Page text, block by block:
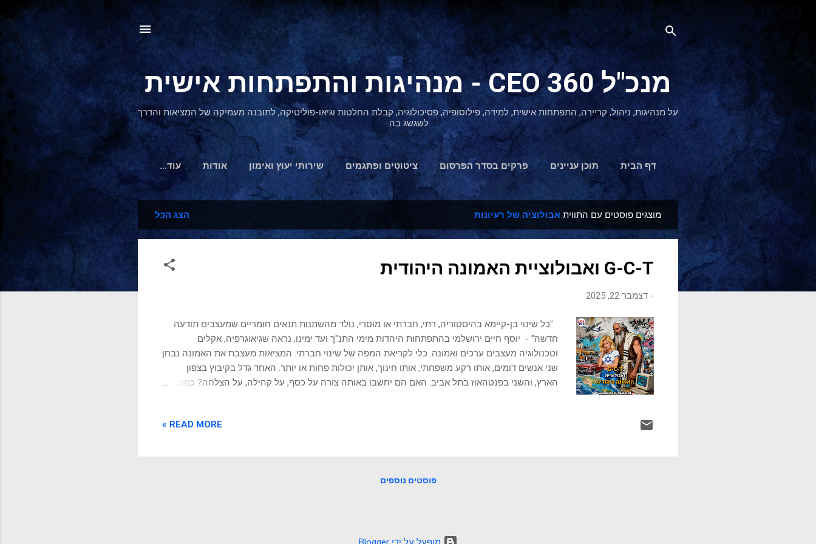
דילוג לתוכן הראשי
מנכ"ל 360 CEO - מנהיגות והתפתחות אישית
על מנהיגות, ניהול, קריירה, התפתחות אישית, למידה, פילוסופיה, פסיכולוגיה, קבלת החלטות וגיאו-פוליטיקה, לתובנה מעמיקה של המציאות והדרך
לשגשג בה.
דף הבית תוכן עניינים פרקים בסדר הפרסום ציטוטים ופתגמים שירותי יעוץ ואימון אודות ‏עוד…
הצהרת נגישות
ש
מוצגים פוסטים עם התווית אבולוציה של רעיונות הצג הכל
G-C-T ואבולוציית האמונה היהודית
- דצמבר 22, 2025
"כל שינוי בן-קיימא בהיסטוריה, דתי, חברתי או מוסרי, נולד מהשתנות תנאים חומריים שמעצבים תודעה
חדשה" - יוסף חיים ירושלמי בהתפתחות היהדות מימי התנ"ך ועד ימינו, נראה שגיאוגרפיה, אקלים
וטכנולוגיה מעצבים ערכים ואמונה. כלי לקריאת המפה של שינוי חברתי. המציאות מעצבת את האמונה נבחן
שני אנשים דומים, אותו רקע משפחתי, אותו חינוך, אותן יכולות פחות או יותר. האחד גדל בקיבוץ בצפון
הארץ, והשני בפנטהאוז בתל אביב. האם הם יחשבו באותה צורה על כסף, על קהילה, על הצלחה? כמובן
הסביבה הפיזית שלנו מעצבת את תפיסת העולם שלנו יותר ממה שאנחנו מעזים להודות. השוטה חושב
READ MORE »
פוסטים נוספים